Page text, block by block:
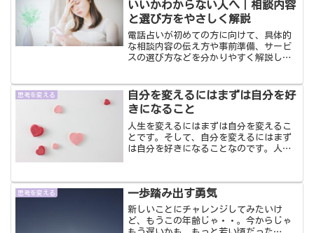
いいかわからない人へ｜相談内容
と選び方をやさしく解説
電話占いが初めての方に向けて、具体的
な相談内容の伝え方や事前準備、サービ
スの選び方などを分かりやすく解説しま
が解消され、安心して最初の一歩を踏み
出せるようになります。
思考を変える
自分を変えるにはまずは自分を好
きになること
人生を変えるにはまずは自分を変えるこ
とです。そして、自分を変えるにはまず
は自分を好きになることなのです。人生
からです。自分が嫌いでした自分のこと
がキライ。好きになれない...
思考を変える 一歩踏み出す勇気
新しいことにチャレンジしてみたいけ
ど、もうこの年齢じゃ・・。今からじゃ